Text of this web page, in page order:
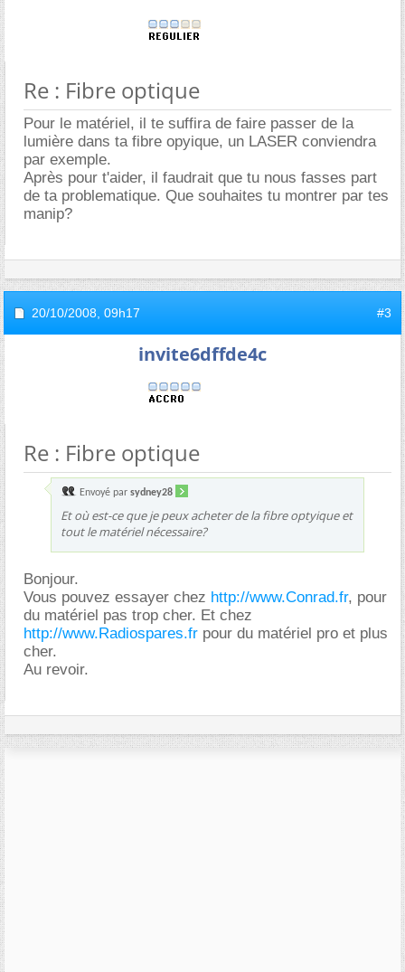
Re : Fibre optique
Pour le matériel, il te suffira de faire passer de la
lumière dans ta fibre opyique, un LASER conviendra
par exemple.
Après pour t'aider, il faudrait que tu nous fasses part
de ta problematique. Que souhaites tu montrer par tes
manip?
20/10/2008, 09h17 #3
invite6dffde4c
Re : Fibre optique
Envoyé par sydney28
Et où est-ce que je peux acheter de la fibre optyique et
tout le matériel nécessaire?
Bonjour.
Vous pouvez essayer chez http://www.Conrad.fr, pour
du matériel pas trop cher. Et chez
http://www.Radiospares.fr pour du matériel pro et plus
cher.
Au revoir.